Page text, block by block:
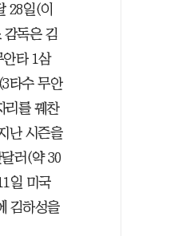
28일(이
감독은 김
타 1삼
타수 무안
리를 꿰찬
난 시즌을
러(약 30
일 미국
김하성을